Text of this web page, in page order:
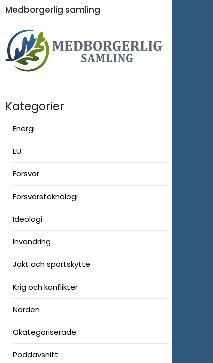
Medborgerlig samling
Kategorier
Energi
EU
Försvar
Försvarsteknologi
Ideologi
Invandring
Jakt och sportskytte
Krig och konflikter
Norden
Okategoriserade
Poddavsnitt